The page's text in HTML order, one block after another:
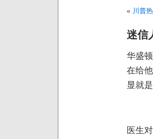
« 川普
迷信
华盛
在给
显就
医生